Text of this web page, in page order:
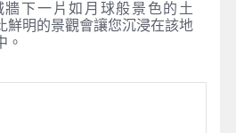
牆下一片如月球般景色的土
鮮明的景觀會讓您沉浸在該地
。